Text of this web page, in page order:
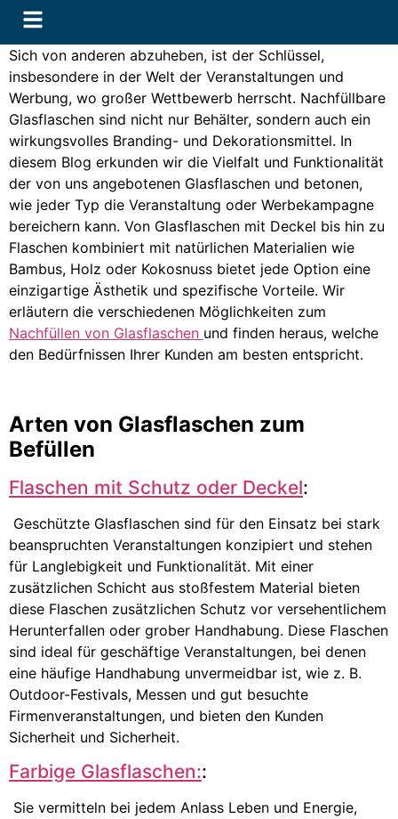
Sich von anderen abzuheben, ist der Schlüssel,
insbesondere in der Welt der Veranstaltungen und
Werbung, wo großer Wettbewerb herrscht. Nachfüllbare
Glasflaschen sind nicht nur Behälter, sondern auch ein
wirkungsvolles Branding- und Dekorationsmittel. In
diesem Blog erkunden wir die Vielfalt und Funktionalität
der von uns angebotenen Glasflaschen und betonen,
wie jeder Typ die Veranstaltung oder Werbekampagne
bereichern kann. Von Glasflaschen mit Deckel bis hin zu
Flaschen kombiniert mit natürlichen Materialien wie
Bambus, Holz oder Kokosnuss bietet jede Option eine
einzigartige Ästhetik und spezifische Vorteile. Wir
erläutern die verschiedenen Möglichkeiten zum
Nachfüllen von Glasflaschen und finden heraus, welche
den Bedürfnissen Ihrer Kunden am besten entspricht.
Arten von Glasflaschen zum
Befüllen
Flaschen mit Schutz oder Deckel:
Geschützte Glasflaschen sind für den Einsatz bei stark
beanspruchten Veranstaltungen konzipiert und stehen
für Langlebigkeit und Funktionalität. Mit einer
zusätzlichen Schicht aus stoßfestem Material bieten
diese Flaschen zusätzlichen Schutz vor versehentlichem
Herunterfallen oder grober Handhabung. Diese Flaschen
sind ideal für geschäftige Veranstaltungen, bei denen
eine häufige Handhabung unvermeidbar ist, wie z. B.
Outdoor-Festivals, Messen und gut besuchte
Firmenveranstaltungen, und bieten den Kunden
Sicherheit und Sicherheit.
Farbige Glasflaschen::
Sie vermitteln bei jedem Anlass Leben und Energie,